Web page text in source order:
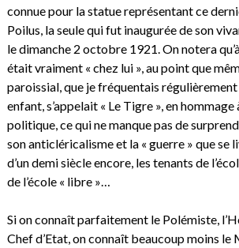
connue pour la statue représentant ce
Poilus, la seule qui fut inaugurée de son
le dimanche 2 octobre 1921. On notera
était vraiment « chez lui », au point que
paroissial, que je fréquentais régulièrement
enfant, s’appelait « Le Tigre », en hommage
politique, ce qui ne manque pas de
son anticléricalisme et la « guerre » que se
d’un demi siècle encore, les tenants de
de l’école « libre »…
Si on connaît parfaitement le Polémiste,
Chef d’Etat, on connaît beaucoup moins le